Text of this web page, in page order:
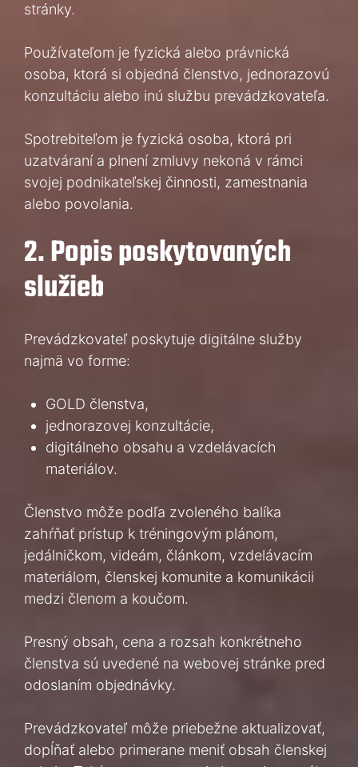
stránky.
Používateľom je fyzická alebo právnická
osoba, ktorá si objedná členstvo, jednorazovú
konzultáciu alebo inú službu prevádzkovateľa.
Spotrebiteľom je fyzická osoba, ktorá pri
uzatváraní a plnení zmluvy nekoná v rámci
svojej podnikateľskej činnosti, zamestnania
alebo povolania.
2. Popis poskytovaných
služieb
Prevádzkovateľ poskytuje digitálne služby
najmä vo forme:
GOLD členstva,
jednorazovej konzultácie,
digitálneho obsahu a vzdelávacích
materiálov.
Členstvo môže podľa zvoleného balíka
zahŕňať prístup k tréningovým plánom,
jedálničkom, videám, článkom, vzdelávacím
materiálom, členskej komunite a komunikácii
medzi členom a koučom.
Presný obsah, cena a rozsah konkrétneho
členstva sú uvedené na webovej stránke pred
odoslaním objednávky.
Prevádzkovateľ môže priebežne aktualizovať,
dopĺňať alebo primerane meniť obsah členskej